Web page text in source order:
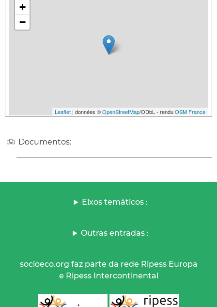
+
−
Leaflet | données ©OpenStreetMap/ODbL - renduOSM France
Documentos:
Eixos temáticos :
Outras entradas :
socioeco.org faz parte da rede Ripess Europa
e Ripess Intercontinental